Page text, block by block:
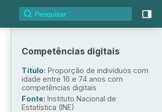
Competências digitais
Título: Proporção de indivíduos com
idade entre 16 e 74 anos com
competências digitais
Fonte: Instituto Nacional de
Estatística (INE)